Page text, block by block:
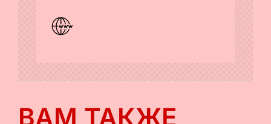
ВАМ ТАКЖЕ